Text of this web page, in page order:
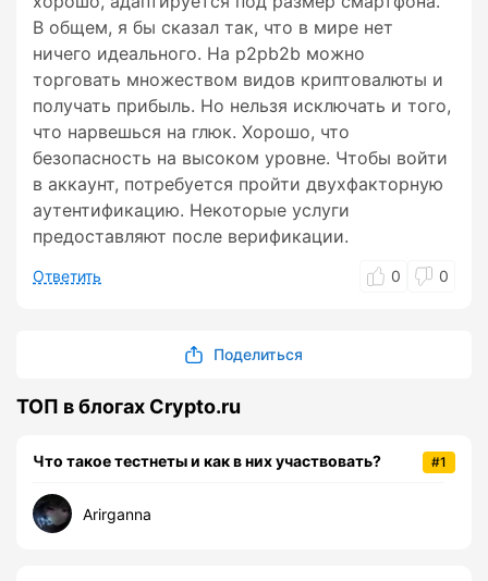
В общем, я бы сказал так, что в мире нет
ничего идеального. На p2pb2b можно
торговать множеством видов криптовалюты и
получать прибыль. Но нельзя исключать и того,
что нарвешься на глюк. Хорошо, что
безопасность на высоком уровне. Чтобы войти
в аккаунт, потребуется пройти двухфакторную
аутентификацию. Некоторые услуги
предоставляют после верификации.
Ответить 0 0
Поделиться
ТОП в блогах Crypto.ru
#1
Что такое тестнеты и как в них участвовать?
Arirganna